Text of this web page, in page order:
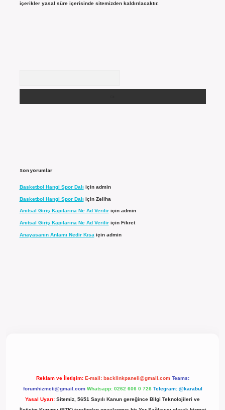
içerikler yasal süre içerisinde sitemizden kaldırılacaktır.
Son yorumlar
Basketbol Hangi Spor Dalı için admin
Basketbol Hangi Spor Dalı için Zeliha
Anıtsal Giriş Kapılarına Ne Ad Veriliriçin admin
Anıtsal Giriş Kapılarına Ne Ad Veriliriçin Fikret
Anayasanın Anlamı Nedir Kısa için admin
Reklam ve İletişim: E-mail: backlinkpaneli@gmail.com Teams:
forumhizmeti@gmail.com Whatsapp: 0262 606 0 726 Telegram: @karabul
Yasal Uyarı: Sitemiz, 5651 Sayılı Kanun gereğince Bilgi Teknolojileri ve